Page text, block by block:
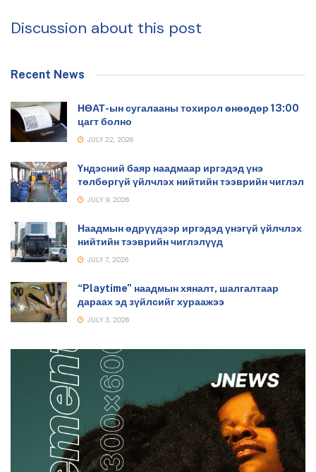
Discussion about this post
Recent News
НӨАТ-ын сугалааны тохирол өнөөдөр 13:00
цагт болно
JULY 22, 2026
Үндэсний баяр наадмаар иргэдэд үнэ
төлбөргүй үйлчлэх нийтийн тээврийн чиглэл
JULY 9, 2026
Наадмын өдрүүдээр иргэдэд үнэгүй үйлчлэх
нийтийн тээврийн чиглэлүүд
JULY 7, 2026
“Playtime” наадмын хяналт, шалгалтаар
дараах эд зүйлсийг хураажээ
JULY 3, 2026